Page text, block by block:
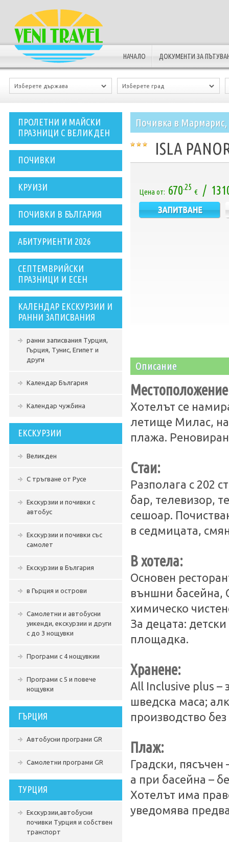
НАЧАЛО ДОКУМЕНТИ ЗА
ПРОЛЕТНИ И МАЙСКИ
ПРАЗНИЦИ С ВЕЛИКДЕН
ПОЧИВКИ
КРУИЗИ
ПОЧИВКИ В БЪЛГАРИЯ
АБИТУРИЕНТИ 2026
СЕПТЕМВРИЙСКИ
ПРАЗНИЦИ И ЕСЕН
КАЛЕНДАР ЕКСКУРЗИИ И
РАННИ ЗАПИСВАНИЯ
ранни записвания Турция,
Гърция, Тунис, Египет и
други
Календар България
Календар чужбина
ЕКСКУРЗИИ
Великден
С тръгване от Русе
Екскурзии и почивки с
автобус
Екскурзии и почивки със
самолет
Екскурзии в България
в Гърция и острови
Самолетни и автобусни
уикенди, екскурзии и други
с до 3 нощувки
Програми с 4 нощувкии
Програми с 5 и повече
нощувки
ГЪРЦИЯ
Автобусни програми GR
Самолетни програми GR
ТУРЦИЯ
Екскурзии,автобусни
почивки Турция и собствен
транспорт
Почивка в
ISLA
Цена от: 670.25
€ /
Описание
Хотелът се
летище Милас,
плажа.
Стаи:
Разполага с 202
бар, телевизор,
сешоар.
в седмицата,
В хотела:
Основен
външни басейна,
химическо
За децата:
площадка.
Хранене:
All Inclusive plus –
шведска маса;
производство
Плаж:
Градски,
а при басейна –
Хотелът има
уведомява